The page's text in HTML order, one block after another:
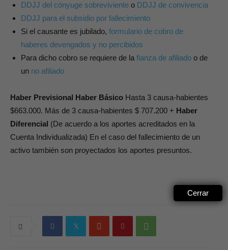
DDJJ del cónyuge sobreviviente o DDJJ de convivencia
DDJJ para el subsidio por fallecimiento
Si el causante es jubilado, formulario de cobro de
haberes devengados y no percibidos
Para dicho cobro se requiere de la fianza de afiliado o de
un no afiliado
Haber Previsional Haber Básico Hasta 3 causa-habientes
$663.000. Más de 3 causa-habientes $ 707.200 + Haber
Diferencial (De acuerdo a los aportes acreditados en la
Cuenta Individualizada) En el caso del fallecimiento de un
activo también son proyectados los aportes presuntos.
Cerrar